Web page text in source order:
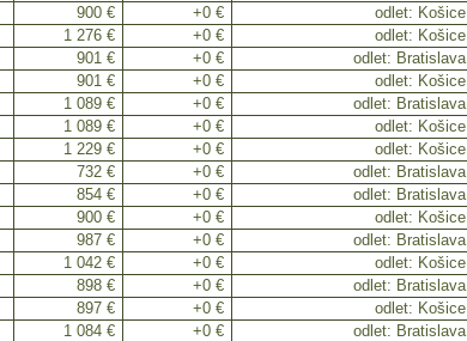
900 € +0 €
odlet: Košice
1 276 € +0 €
odlet: Košice
901 € +0 €
odlet: Bratislava
901 € +0 €
odlet: Košice
1 089 € +0 €
odlet: Bratislava
1 089 € +0 €
odlet: Košice
1 229 € +0 €
odlet: Košice
732 € +0 €
odlet: Bratislava
854 € +0 €
odlet: Bratislava
900 € +0 €
odlet: Košice
987 € +0 €
odlet: Bratislava
1 042 € +0 €
odlet: Košice
898 € +0 €
odlet: Bratislava
897 € +0 €
odlet: Košice
1 084 € +0 €
odlet: Bratislava